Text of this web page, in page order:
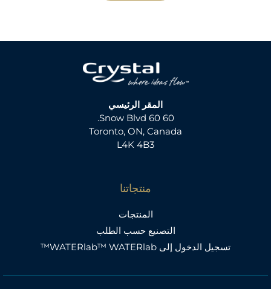
المقر الرئيسي
60 60 Snow Blvd.
Toronto, ON, Canada
L4K 4B3
منتجاتنا
المنتجات
التصنيع حسب الطلب
تسجيل الدخول إلى WATERlab™ WATERlab™